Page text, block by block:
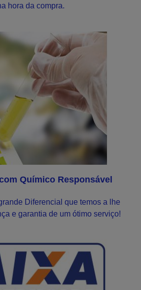
hora da compra.
Químico Responsável
Diferencial que temos a lhe
e garantia de um ótimo serviço!